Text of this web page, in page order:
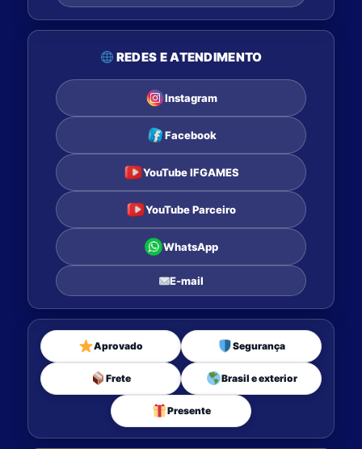
REDES E ATENDIMENTO
Instagram
Facebook
YouTube IFGAMES
YouTube Parceiro
WhatsApp
E-mail
Aprovado Segurança
Frete Brasil e exterior
Presente